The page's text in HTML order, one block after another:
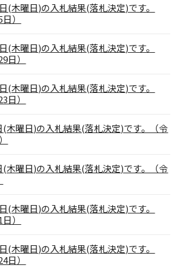
(木曜日)の入札結果(落札決定)です。
）
(木曜日)の入札結果(落札決定)です。
日）
(木曜日)の入札結果(落札決定)です。
日）
(木曜日)の入札結果(落札決定)です。（令
(木曜日)の入札結果(落札決定)です。（令
(木曜日)の入札結果(落札決定)です。
）
(木曜日)の入札結果(落札決定)です。
日）